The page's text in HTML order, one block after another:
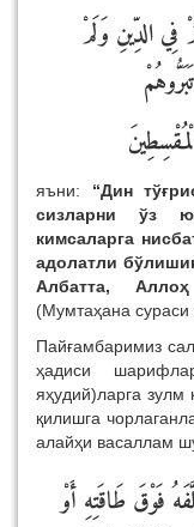
فِي الدِّينِ وَلَمْ
яъни: “Дин
сизларни ўз
кимсаларга
адолатли
Албатта,
(Мумтаҳана сураси
Пайғамбаримиз
ҳадиси
яҳудий)ларга зулм
қилишга
алайҳи васаллам
فَوْقَ طَاقَتِهِ أَوْ